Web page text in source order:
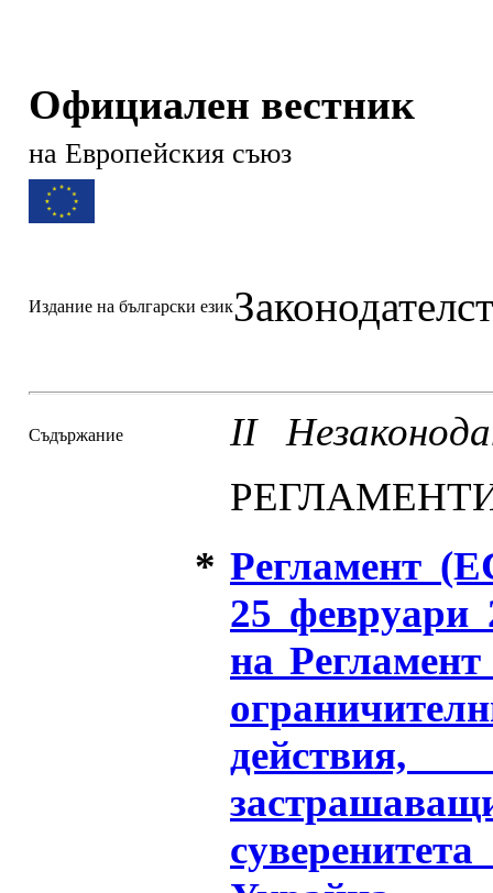
Официален вестник
на Европейския съюз
Издание на български език
Съдържание
II
* Регламент
25 февруари
на